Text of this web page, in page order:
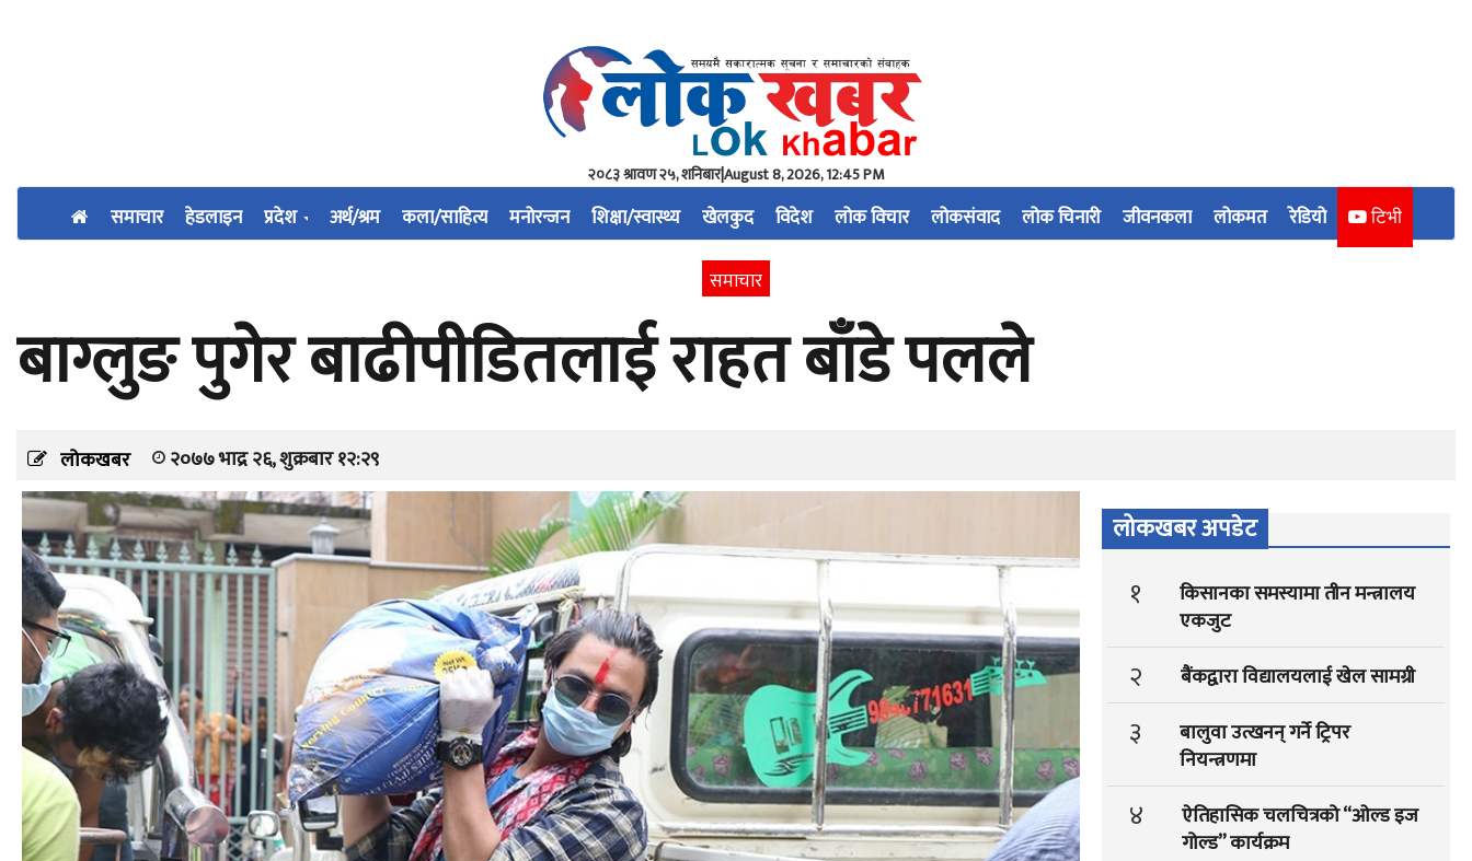
२०८३ श्रावण २५, शनिबार|August 8, 2026, 12:45 PM
समाचार हेडलाइन प्रदेश अर्थ/श्रम कला/साहित्य मनोरन्जन शिक्षा/स्वास्थ्य खेलकुद विदेश लोक विचार लोकसंवाद लोक चिनारी जीवनकला लोकमत रेडियो टिभी
समाचार
बाग्लुङ पुगेर बाढीपीडितलाई राहत बाँडे पलले
लोकखबर २०७७ भाद्र २६, शुक्रबार १२:२९
लोकखबर अपडेट
१
किसानका समस्यामा तीन मन्त्रालय
एकजुट
२ बैंकद्वारा विद्यालयलाई खेल सामग्री
३
बालुवा उत्खनन् गर्ने ट्रिपर
नियन्त्रणमा
४
ऐतिहासिक चलचित्रको “ओल्ड इज
गोल्ड” कार्यक्रम